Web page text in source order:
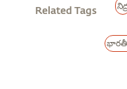
Related Tags